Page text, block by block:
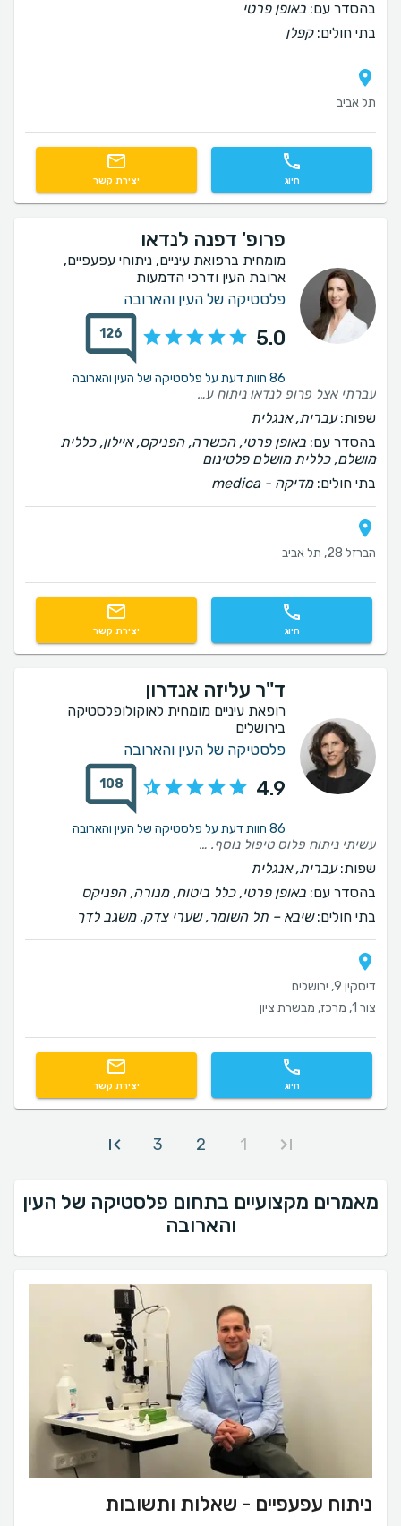
בהסדר עם: באופן פרטי
בתי חולים:קפלן
תל אביב
חיוג יצירת קשר
פרופ' דפנה לנדאו
מומחית ברפואת עיניים, ניתוחי עפעפיים,
ארובת העין ודרכי הדמעות
פלסטיקה של העין והארובה
5.0
126
86 חוות דעת על פלסטיקה של העין והארובה
עברתי אצל פרופ לנדאו ניתוח עפעפיים עליונות , פרופ לנדאו מקצועית אדיבה ונעימה. אני מאוד מאוד מרוצה מהתוצאה .
שפות:עברית, אנגלית
בהסדר עם: באופן פרטי, הכשרה, הפניקס, איילון, כללית
מושלם, כללית מושלם פלטינום
בתי חולים:‫מדיקה - medica
הברזל 28, תל אביב
חיוג יצירת קשר
ד"ר עליזה אנדרון
רופאת עיניים מומחית לאוקולופלסטיקה
בירושלים
פלסטיקה של העין והארובה
4.9
108
86 חוות דעת על פלסטיקה של העין והארובה
עשיתי ניתוח פלוס טיפול נוסף. מאוד מרוצה מהיחס ומקצועיות. ממליץ מאוד על הרופאה
שפות:עברית, אנגלית
בהסדר עם: באופן פרטי, כלל ביטוח, מנורה, הפניקס
בתי חולים:שיבא – תל השומר, שערי צדק, משגב לדך
דיסקין 9, ירושלים
צור 1, מרכז, מבשרת ציון
חיוג יצירת קשר
1
2
3
מאמרים מקצועיים בתחום פלסטיקה של העין
והארובה
ניתוח עפעפיים - שאלות ותשובות